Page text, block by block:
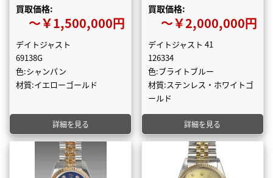
買取価格:
〜￥1,500,000円
デイトジャスト
69138G
色:シャンパン
材質:イエローゴールド
詳細を見る
買取価格:
〜￥2,000,000円
デイトジャスト 41
126334
色:ブライトブルー
材質:ステンレス・ホワイトゴ
ールド
詳細を見る